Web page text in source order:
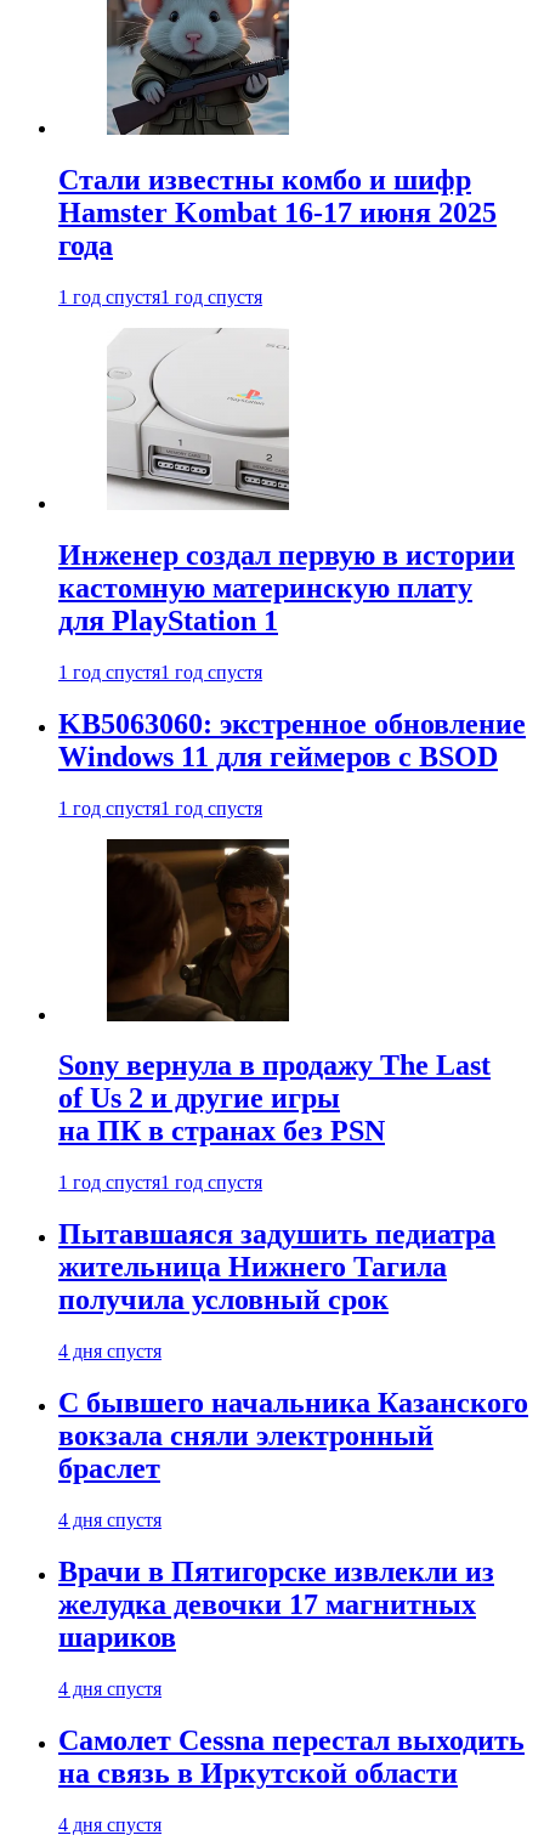
Стали известны комбо и шифр
Hamster Kombat 16-17 июня 2025
года
1 год спустя1 год спустя
Инженер создал первую в истории
кастомную материнскую плату
для PlayStation 1
1 год спустя1 год спустя
KB5063060: экстренное обновление
Windows 11 для геймеров с BSOD
1 год спустя1 год спустя
Sony вернула в продажу The Last
of Us 2 и другие игры
на ПК в странах без PSN
1 год спустя1 год спустя
Пытавшаяся задушить педиатра
жительница Нижнего Тагила
получила условный срок
4 дня спустя
С бывшего начальника Казанского
вокзала сняли электронный
браслет
4 дня спустя
Врачи в Пятигорске извлекли из
желудка девочки 17 магнитных
шариков
4 дня спустя
Самолет Cessna перестал выходить
на связь в Иркутской области
4 дня спустя